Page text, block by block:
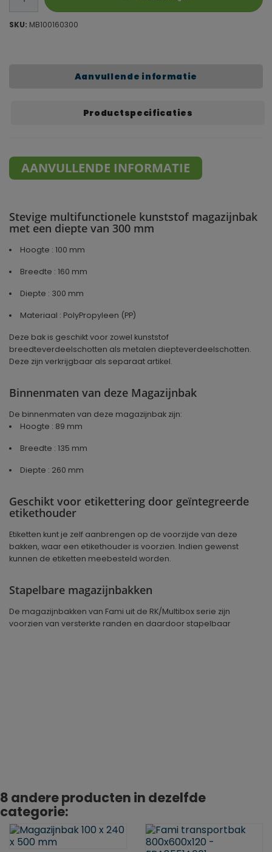
SKU: MB100160300
Aanvullende informatie
Productspecificaties
AANVULLENDE INFORMATIE
Stevige multifunctionele kunststof magazijnbak
met een diepte van 300 mm
Hoogte : 100 mm
Breedte : 160 mm
Diepte : 300 mm
Materiaal : PolyPropyleen (PP)
Deze bak is geschikt voor zowel kunststof
breedteverdeelschotten als metalen diepteverdeelschotten.
Deze zijn verkrijgbaar als separaat artikel.
Binnenmaten van deze Magazijnbak
De binnenmaten van deze magazijnbak zijn:
Hoogte : 89 mm
Breedte : 135 mm
Diepte : 260 mm
Geschikt voor etikettering door geïntegreerde
etikethouder
Etiketten kunt je zelf aanbrengen op de voorzijde van deze
bakken, waar een etikethouder is voorzien. Indien gewenst
kunnen de etiketten meebesteld worden.
Stapelbare magazijnbakken
De magazijnbakken van Fami uit de RK/Multibox serie zijn
voorzien van versterkte randen en daardoor stapelbaar
8 andere producten in dezelfde
categorie: